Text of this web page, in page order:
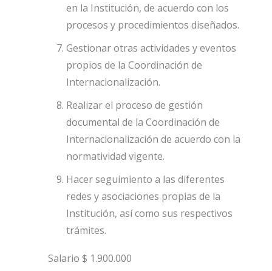
en la Institución, de acuerdo con los
procesos y procedimientos diseñados.
Gestionar otras actividades y eventos
propios de la Coordinación de
Internacionalización.
Realizar el proceso de gestión
documental de la Coordinación de
Internacionalización de acuerdo con la
normatividad vigente.
Hacer seguimiento a las diferentes
redes y asociaciones propias de la
Institución, así como sus respectivos
trámites.
Salario $ 1.900.000